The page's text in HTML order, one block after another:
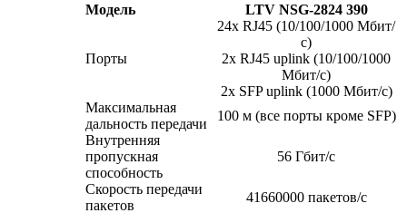
Модель
LTV NSG-2824 390
Порты
24x RJ45 (10/100/1000 Мбит/
с)
2x RJ45 uplink (10/100/1000
Мбит/с)
2x SFP uplink (1000Мбит/с)
Максимальная
дальность передачи
100 м (всепорты кроме SFP)
Внутренняя
пропускная
способность
56 Гбит/с
Скорость передачи
пакетов
41660000 пакетов/с